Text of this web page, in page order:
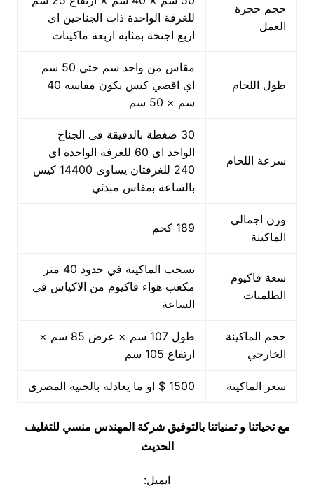
حجم حجرة
العمل
للغرقة الواحدة ذات الجناحين اى
اربع اجنحة بمثابة اربعة ماكينات
طول اللحام
مقاس من واحد سم حتي 50 سم
اي اقصي كيس يكون مقاسه 40
سم × 50 سم
سرعة اللحام
30 ضغطة بالدقيقة فى الجناح
الواحد اى 60 للغرفة الواحدة اى
240 للغرفتان يساوى 14400 كيس
بالساعة بمقاس مبدئي
وزن اجمالي
الماكينة
189 كجم
سعة فاكيوم
الطلمبات
تسحب الماكينة في حدود 40 متر
مكعب هواء فاكيوم من الاكياس في
الساعة
حجم الماكينة
الخارجي
طول 107 سم × عرض 85 سم ×
ارتفاع 105 سم
سعر الماكينة 1500 $ او ما يعادله بالجنيه المصرى
مع تحياتنا و تمنياتنا بالتوفيق شركة المهندس منسي للتغليف
الحديث
ايميل: